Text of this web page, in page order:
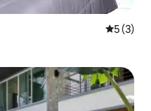
レビュー
5 (3)